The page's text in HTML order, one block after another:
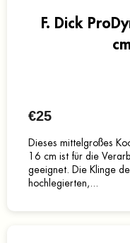
F. Dick
€25
Dieses mittelgroßes
16 cm ist für die
geeignet. Die Klinge
hochlegierten,...